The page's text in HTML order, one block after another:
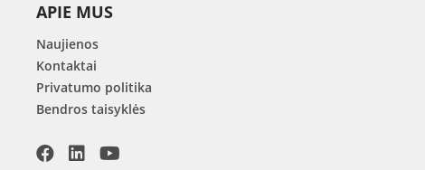
APIE MUS
Naujienos
Kontaktai
Privatumo politika
Bendros taisyklės